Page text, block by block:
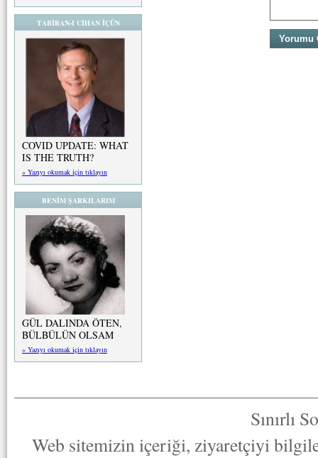
TABİBAN-I CİHAN İÇÜN
COVID UPDATE: WHAT
IS THE TRUTH?
» Yazıyı okumak için tıklayın
BENİM ŞARKILARIM
GÜL DALINDA ÖTEN,
BÜLBÜLÜN OLSAM
» Yazıyı okumak için tıklayın
Sınırlı
Web sitemizin içeriği, ziyaretçiyi